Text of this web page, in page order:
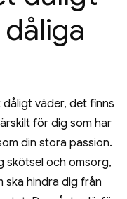
väder, det finns
för dig som har
din stora passion.
skötsel och omsorg,
ska hindra dig från